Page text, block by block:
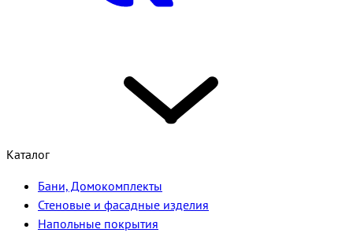
Каталог
Бани, Домокомплекты
Стеновые и фасадные изделия
Напольные покрытия